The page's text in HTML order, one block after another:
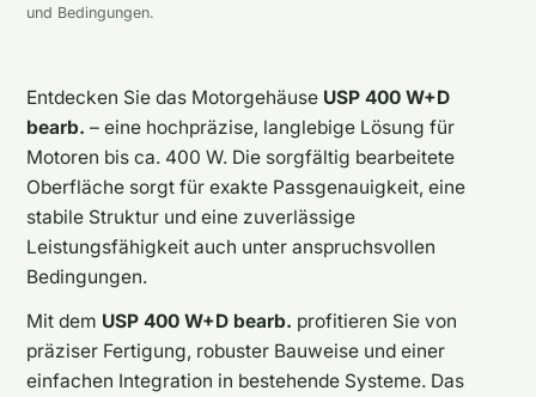
und Bedingungen.
Entdecken Sie das Motorgehäuse USP 400 W+D
bearb. – eine hochpräzise, langlebige Lösung für
Motoren bis ca. 400 W. Die sorgfältig bearbeitete
Oberfläche sorgt für exakte Passgenauigkeit, eine
stabile Struktur und eine zuverlässige
Leistungsfähigkeit auch unter anspruchsvollen
Bedingungen.
Mit dem USP 400 W+D bearb. profitieren Sie von
präziser Fertigung, robuster Bauweise und einer
einfachen Integration in bestehende Systeme. Das